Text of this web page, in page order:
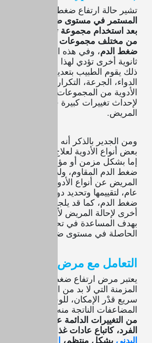
تشير حالة ارتفاع ضغط الدم المقاوم
المستمر في مستوى ضغط الدم وعدم
بعد استخدام مجموعة تتكون من ثلاثة
من مختلف مجموعات الأدوية الخافضة
ضغط الدم، وفي هذه الحالة يتم
ثانوية أخرى تؤدي لهذا الارتفاع
ذلك يقوم الطبيب بتعديل العلاج
الدواء، الجرعة، التكرار، أو إضافة
الأدوية من المجموعات الجديدة، كما قد
لإحداث تغييرات كبيرة في نمط الحياة
المريض.
ومن الجدير بالذكر أنه قد يتسبب قيام
بعض أنواع الأدوية لعلاج حالات مرضية
إما بشكل مزمن أو مؤقت في حدوث
ضغط الدم المقاوم، ولذلك يقوم
المريض عن أنواع الأدوية التي يقوم
عام، لتقييمها وتحديد دورها في
ضغط الدم، كما قد يلجأ الطبيب
أخرى لإحالة المريض لأحد أخصائيي
بهدف المساعدة في تحديد السبب وراء
الحاصلة في مستوى ضغط الدم وعلاجه.
التعامل مع مرض ارتفاع ضغط
يعتبر مرض ارتفاع ضغط الدم من
المزمنة التي لا بد من التعامل معها
سريع قدْر الإمكان، للوقاية من تفاقم
المضاعفات الناتجة منه، الأمر الذي ي
من التغييرات الدائمة على نمط الحياة
الفرد، كاتباع عادات غذائية صحية،
البدني بشكل منتظم، الإقلاع عن التدخين